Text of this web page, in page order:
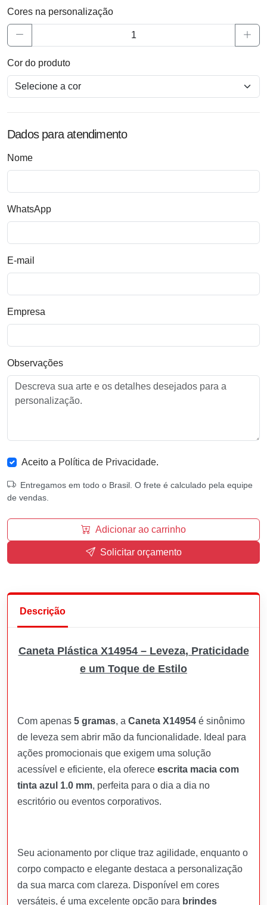
Cores na personalização
Cor do produto
Dados para atendimento
Nome
WhatsApp
E-mail
Empresa
Observações
Aceito a Política de Privacidade.
Entregamos em todo o Brasil. O frete é calculado pela equipe
de vendas.
Adicionar ao carrinho
Solicitar orçamento
Descrição
Caneta Plástica X14954 – Leveza, Praticidade
e um Toque de Estilo
Com apenas 5 gramas, a Caneta X14954 é sinônimo
de leveza sem abrir mão da funcionalidade. Ideal para
ações promocionais que exigem uma solução
acessível e eficiente, ela oferece escrita macia com
tinta azul 1.0 mm, perfeita para o dia a dia no
escritório ou eventos corporativos.
Seu acionamento por clique traz agilidade, enquanto o
corpo compacto e elegante destaca a personalização
da sua marca com clareza. Disponível em cores
versáteis, é uma excelente opção para brindes